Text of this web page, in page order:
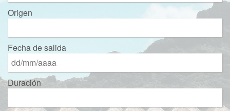
Origen
Fecha de salida
Duración